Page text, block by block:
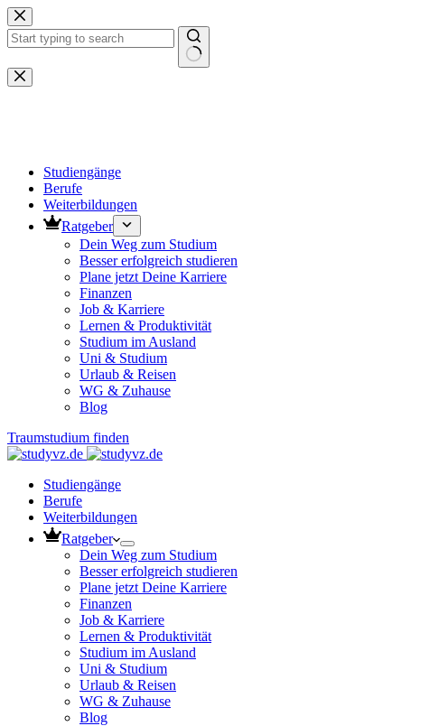
Zum
Inhalt
springen
Keine
Ergebnisse
Studiengänge
Berufe
Weiterbildungen
Ratgeber
Dein Weg zum Studium
Besser erfolgreich studieren
Plane jetzt Deine Karriere
Finanzen
Job & Karriere
Lernen & Produktivität
Studium im Ausland
Uni & Studium
Urlaub & Reisen
WG & Zuhause
Blog
Traumstudium finden
Studiengänge
Berufe
Weiterbildungen
Ratgeber
Dein Weg zum Studium
Besser erfolgreich studieren
Plane jetzt Deine Karriere
Finanzen
Job & Karriere
Lernen & Produktivität
Studium im Ausland
Uni & Studium
Urlaub & Reisen
WG & Zuhause
Blog